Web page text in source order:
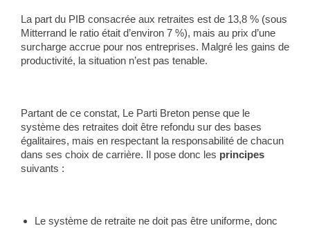
La part du PIB consacrée aux retraites est de 13,8 % (sous
Mitterrand le ratio était d’environ 7 %), mais au prix d’une
surcharge accrue pour nos entreprises. Malgré les gains de
productivité, la situation n’est pas tenable.
Partant de ce constat, Le Parti Breton pense que le
système des retraites doit être refondu sur des bases
égalitaires, mais en respectant la responsabilité de chacun
dans ses choix de carrière. Il pose donc les principes
suivants :
Le système de retraite ne doit pas être uniforme, donc